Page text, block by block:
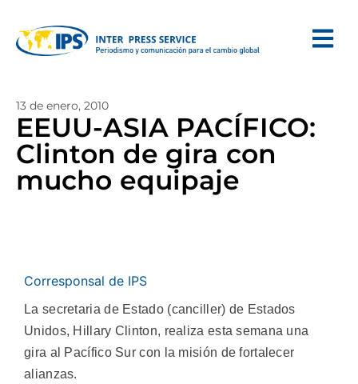
13 de enero, 2010
EEUU-ASIA PACÍFICO:
Clinton de gira con
mucho equipaje
Corresponsal de IPS
La secretaria de Estado (canciller) de Estados
Unidos, Hillary Clinton, realiza esta semana una
gira al Pacífico Sur con la misión de fortalecer
alianzas.